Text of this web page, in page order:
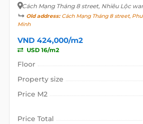
Cách Mạng Tháng 8 street, Nhiêu Lộc
Old address:Cách Mạng Tháng 8 street,
Minh
VND 424,000/m2
USD 16/m2
Floor
Property size
Price M2
Price Total